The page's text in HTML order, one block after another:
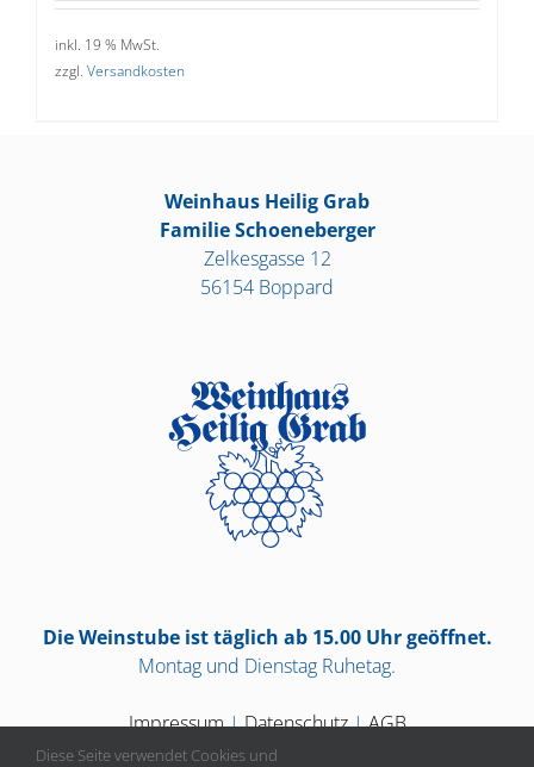
inkl. 19 % MwSt.
zzgl. Versandkosten
Weinhaus Heilig Grab
Familie Schoeneberger
Zelkesgasse 12
56154 Boppard
Die Weinstube ist täglich ab 15.00 Uhr geöffnet.
Montag und Dienstag Ruhetag.
Impressum|Datenschutz|AGB
Diese Seite verwendet Cookies und